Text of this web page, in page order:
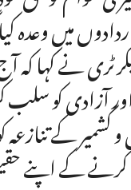
میں وعدہ
نے کہا کہ
کو سلب
کشمیر کے
کے اپنے